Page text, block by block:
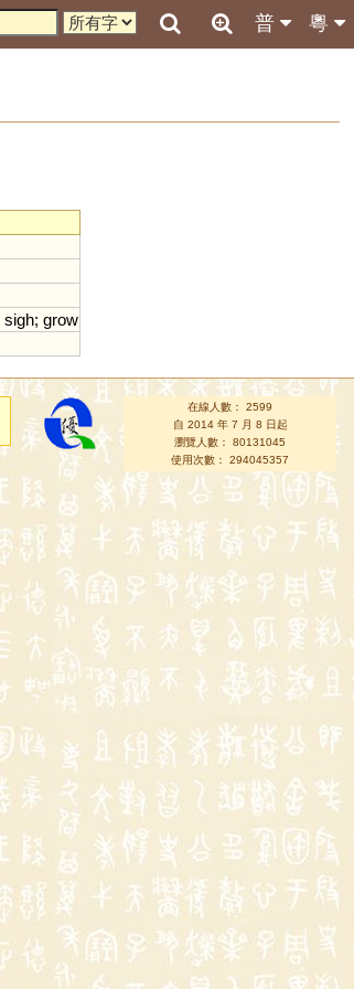
粵
普
sigh; grow
在線人數： 2599
自 2014 年 7 月 8 日起
瀏覽人數： 80131045
使用次數： 294045357